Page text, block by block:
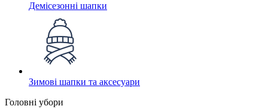
Демісезонні шапки
Зимові шапки та аксесуари
Головні убори